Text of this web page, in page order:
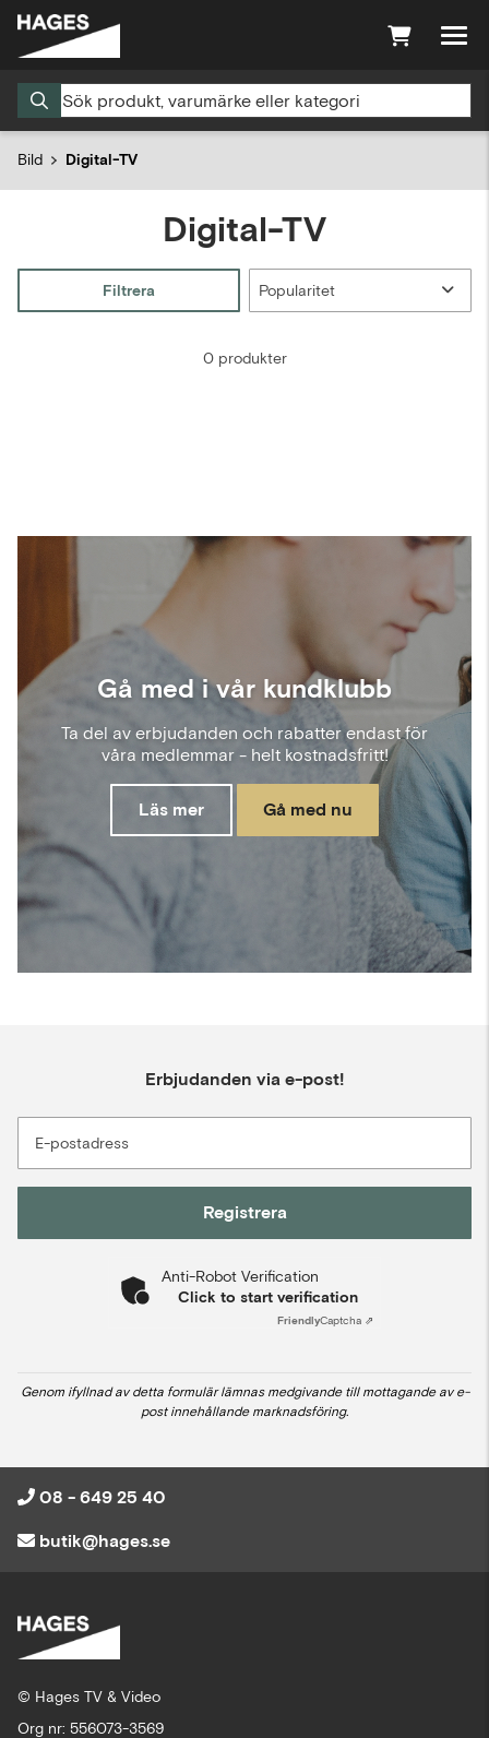
Bild Digital-TV
Digital-TV
Filtrera
0 produkter
Gå med i vår kundklubb
Ta del av erbjudanden och rabatter endast för
våra medlemmar - helt kostnadsfritt!
Läs mer Gå med nu
Erbjudanden via e-post!
E-postadress
Registrera
Anti-Robot Verification
Click to start verification
FriendlyCaptcha ⇗
Genom ifyllnad av detta formulär lämnas medgivande till mottagande av e-
post innehållande marknadsföring.
08 - 649 25 40
butik@hages.se
© Hages TV & Video
Org nr: 556073-3569